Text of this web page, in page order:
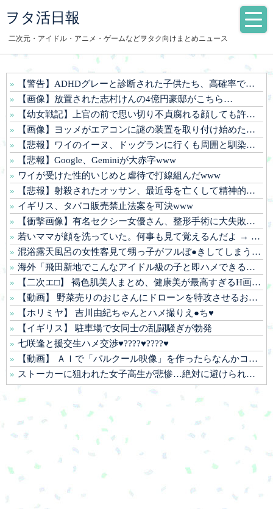
ヲタ活日報
二次元・アイドル・アニメ・ゲームなどヲタク向けまとめニュース
【警告】ADHDグレーと診断された子供たち、高確率で『この習慣』をやっていた→！！！
【画像】放置された志村けんの4億円豪邸がこちら…
【幼女戦記】上官の前で思い切り不貞腐れる顔しても許される
【画像】ヨッメがエアコンに謎の装置を取り付け始めたんやが
【悲報】ワイのイーヌ、ドッグランに行くも周囲と馴染めず無言の帰宅
【悲報】Google、Geminiが大赤字www
ワイが受けた性的いじめと虐待で打線組んだwww
【悲報】射殺されたオッサン、最近母を亡くして精神的ショックを受けていたと判明
イギリス、タバコ販売禁止法案を可決www
【衝撃画像】有名セクシー女優さん、整形手術に大失敗して撮影不能に⇒！！
若いママが顔を洗っていた。何事も見て覚えるんだよ → 目の前にいる子はこうします…
混浴露天風呂の女性客見て甥っ子がフルぼ●きしてしまう事案が発生 part4
海外「飛田新地でこんなアイドル級の子と即ハメできるのかよ」⇒ 晒された無修正動画がコチラ
【二次エ□】 褐色肌美人まとめ、健康美が最高すぎるH画像ｗ
【動画】 野菜売りのおじさんにドローンを特攻させるおそロシア。
【ホリミヤ】 吉川由紀ちゃんとハメ撮りえ●ち♥
【イギリス】 駐車場で女同士の乱闘騒ぎが勃発
七咲逢と援交生ハメ交渉♥️????♥️????♥️
【動画】 ＡＩで「パルクール映像」を作ったらなんかコワい結果に…ｗ！！
ストーカーに狙われた女子高生が悲惨…絶対に避けられない中出しレ●プGIF画像